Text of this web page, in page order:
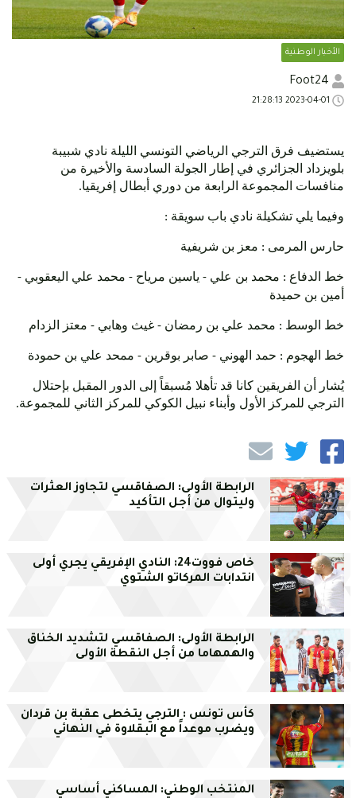
الأخبار الوطنية
يستضيف فرق الترجي الرياضي التونسي الليلة نادي شبيبة
بلويزداد الجزائري في إطار الجولة السادسة والأخيرة من
منافسات المجموعة الرابعة من دوري أبطال إفريقيا.
وفيما يلي تشكيلة نادي باب سويقة :
حارس المرمى : معز بن شريفية
خط الدفاع : محمد بن علي - ياسين مرياح - محمد علي اليعقوبي -
أمين بن حميدة
خط الوسط : محمد علي بن رمضان - غيث وهابي - معتز الزدام
خط الهجوم : حمد الهوني - صابر بوقرين - ممحد علي بن حمودة
يُشار أن الفريقين كانا قد تأهلا مُسبقاً إلى الدور المقبل بإحتلال
الترجي للمركز الأول وأبناء نبيل الكوكي للمركز الثاني للمجموعة.
الرابطة الأولى: الصفاقسي لتجاوز العثرات
وليتوال من أجل التأكيد
خاص فووت24: النادي الإفريقي يجري أولى
انتدابات المركاتو الشتوي
الرابطة الأولى: الصفاقسي لتشديد الخناق
والهمهاما من أجل النقطة الأولى
كأس تونس : الترجي يتخطى عقبة بن قردان
ويضرب موعداً مع البقلاوة في النهائي
المنتخب الوطني: المساكني أساسي